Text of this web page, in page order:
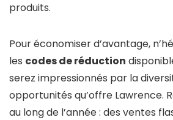
produits.
Pour économiser d’avantage,
les codes de réduction
serez impressionnés par la
opportunités qu’offre Lawrence.
au long de l’année : des ventes